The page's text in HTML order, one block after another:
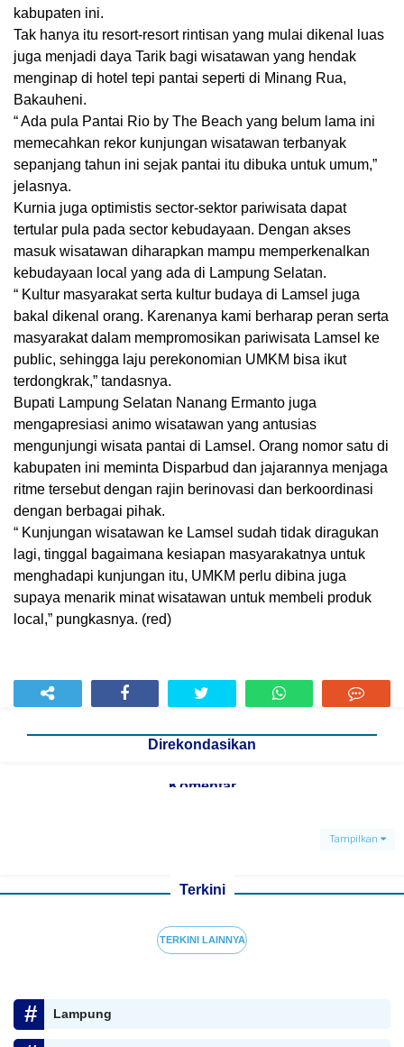
kabupaten ini.
Tak hanya itu resort-resort rintisan yang mulai dikenal luas
juga menjadi daya Tarik bagi wisatawan yang hendak
menginap di hotel tepi pantai seperti di Minang Rua,
Bakauheni.
“ Ada pula Pantai Rio by The Beach yang belum lama ini
memecahkan rekor kunjungan wisatawan terbanyak
sepanjang tahun ini sejak pantai itu dibuka untuk umum,”
jelasnya.
Kurnia juga optimistis sector-sektor pariwisata dapat
tertular pula pada sector kebudayaan. Dengan akses
masuk wisatawan diharapkan mampu memperkenalkan
kebudayaan local yang ada di Lampung Selatan.
“ Kultur masyarakat serta kultur budaya di Lamsel juga
bakal dikenal orang. Karenanya kami berharap peran serta
masyarakat dalam mempromosikan pariwisata Lamsel ke
public, sehingga laju perekonomian UMKM bisa ikut
terdongkrak,” tandasnya.
Bupati Lampung Selatan Nanang Ermanto juga
mengapresiasi animo wisatawan yang antusias
mengunjungi wisata pantai di Lamsel. Orang nomor satu di
kabupaten ini meminta Disparbud dan jajarannya menjaga
ritme tersebut dengan rajin berinovasi dan berkoordinasi
dengan berbagai pihak.
“ Kunjungan wisatawan ke Lamsel sudah tidak diragukan
lagi, tinggal bagaimana kesiapan masyarakatnya untuk
menghadapi kunjungan itu, UMKM perlu dibina juga
supaya menarik minat wisatawan untuk membeli produk
local,” pungkasnya. (red)
Direkondasikan
Komentar
Tampilkan
Terkini
TERKINI LAINNYA
Lampung